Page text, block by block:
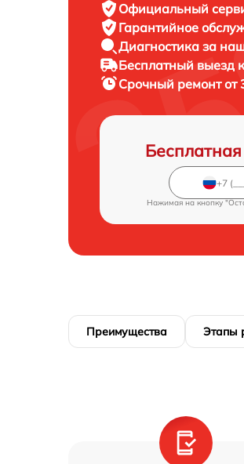
Официальный
Гарантийное
Диагностика за
Бесплатный выезд
Срочный ремонтот
Нажимая на кнопку
Преимущества Этапы